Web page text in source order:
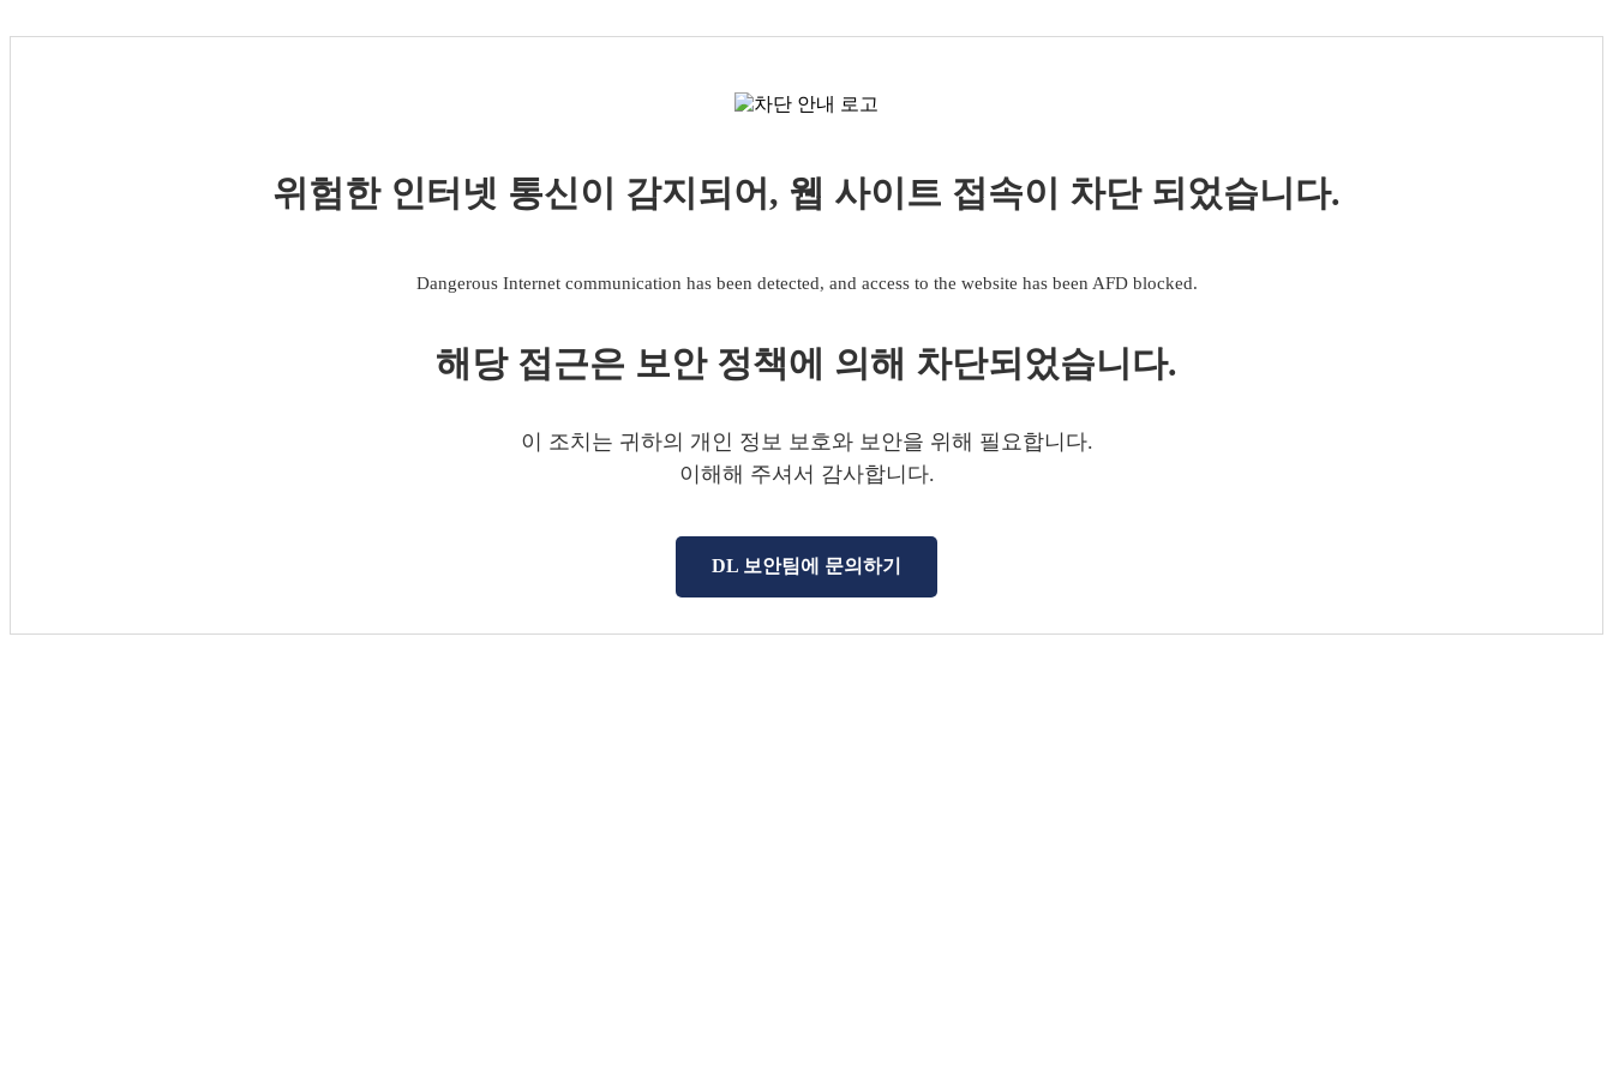
위험한 인터넷 통신이 감지되어, 웹 사이트 접속이 차단 되었습니다.
Dangerous Internet communication has been detected, and access to the website has been AFD blocked.
해당 접근은 보안 정책에 의해 차단되었습니다.
이 조치는 귀하의 개인 정보 보호와 보안을 위해 필요합니다.
이해해 주셔서 감사합니다.
DL 보안팀에 문의하기